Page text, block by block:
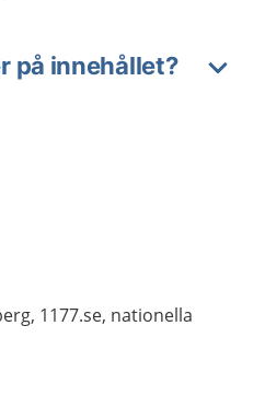
på innehållet?
1177.se, nationella